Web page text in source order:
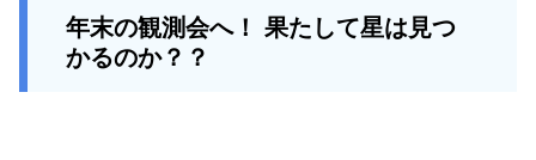
年末の観測会へ！ 果たして星は見つ
かるのか？？